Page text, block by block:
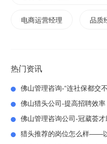
电商运营经理 品质
热门资讯
佛山猎头公司-提高招聘效
猎头推荐的岗位怎么样——